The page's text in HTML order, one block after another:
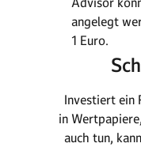
angelegt
1 Euro.
Investiert ein
in
auch tun,